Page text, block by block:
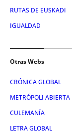
RUTAS DE EUSKADI
IGUALDAD
Otras Webs
CRÓNICA GLOBAL
METRÓPOLI ABIERTA
CULEMANÍA
LETRA GLOBAL